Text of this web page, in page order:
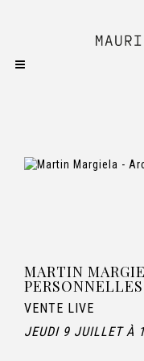
MARTIN
PERSONNELLES
VENTE LIVE
JEUDI 9 JUILLET À